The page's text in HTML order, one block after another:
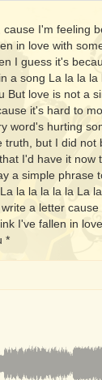
cause I'm feeling
in love with
I guess it's
a song La la la
But love is not a
it's hard to
word's hurting
truth, but I did not
I'd have it now
a simple phrase
la la la la la La
a letter
I've fallen in
*